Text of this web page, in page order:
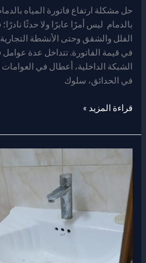
حل مشكلة ارتفاع فاتورة المياه
بالدمام ليس أمرًا عابرًا ولا حدثًا
الفلل والشقق وحتى الأنشطة
في قيمة الفاتورة. تتداخل عدة
الشبكة الداخلية، أعطال في
في الحدائق، سلوك
المياه
بالدمام
قراءة المزيد »
تسربات
المياه
بالدمام